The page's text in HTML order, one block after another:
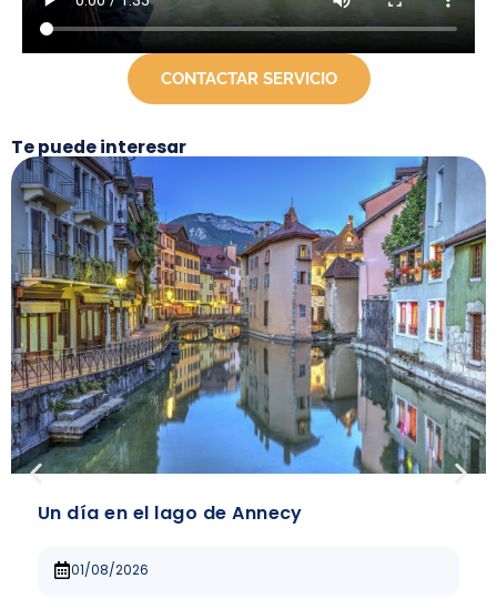
CONTACTAR SERVICIO
Te puede interesar
Un día en el lago de Annecy
01/08/2026